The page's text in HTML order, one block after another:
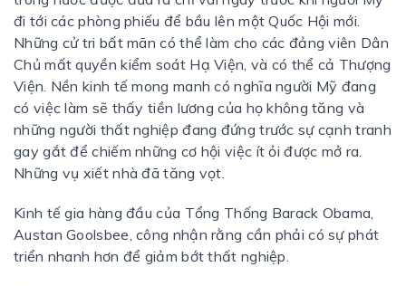
đi tới các phòng phiếu để bầu lên một Quốc Hội mới.
Những cử tri bất mãn có thể làm cho các đảng viên Dân
Chủ mất quyền kiểm soát Hạ Viện, và có thể cả Thượng
Viện. Nền kinh tế mong manh có nghĩa người Mỹ đang
có việc làm sẽ thấy tiền lương của họ không tăng và
những người thất nghiệp đang đứng trước sự cạnh tranh
gay gắt để chiếm những cơ hội việc ít ỏi được mở ra.
Những vụ xiết nhà đã tăng vọt.
Kinh tế gia hàng đầu của Tổng Thống Barack Obama,
Austan Goolsbee, công nhận rằng cần phải có sự phát
triển nhanh hơn để giảm bớt thất nghiệp.